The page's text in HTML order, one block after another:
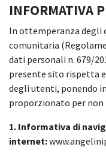
INFORMATIVA
In ottemperanza degli
comunitaria
dati personali n. 679/
presente sito rispetta
degli utenti, ponendo
proporzionato per
1. Informativa di
internet: